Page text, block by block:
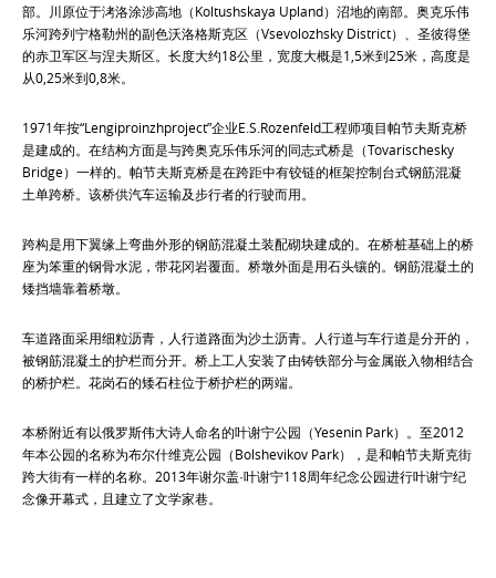
部。川原位于洘洛涂涉高地（Koltushskaya Upland）沼地的南部。奥克乐伟
乐河跨列宁格勒州的副色沃洛格斯克区（Vsevolozhsky District）、圣彼得堡
的赤卫军区与涅夫斯区。长度大约18公里，宽度大概是1,5米到25米，高度是
从0,25米到0,8米。
1971年按“Lengiproinzhproject”企业E.S.Rozenfeld工程师项目帕节夫斯克桥
是建成的。在结构方面是与跨奥克乐伟乐河的同志式桥是（Tovarischesky
Bridge）一样的。帕节夫斯克桥是在跨距中有铰链的框架控制台式钢筋混凝
土单跨桥。该桥供汽车运输及步行者的行驶而用。
跨构是用下翼缘上弯曲外形的钢筋混凝土装配砌块建成的。在桥桩基础上的桥
座为笨重的钢骨水泥，带花冈岩覆面。桥墩外面是用石头镶的。钢筋混凝土的
矮挡墙靠着桥墩。
车道路面采用细粒沥青，人行道路面为沙土沥青。人行道与车行道是分开的，
被钢筋混凝土的护栏而分开。桥上工人安装了由铸铁部分与金属嵌入物相结合
的桥护栏。花岗石的矮石柱位于桥护栏的两端。
本桥附近有以俄罗斯伟大诗人命名的叶谢宁公园（Yesenin Park）。至2012
年本公园的名称为布尔什维克公园（Bolshevikov Park），是和帕节夫斯克街
跨大街有一样的名称。2013年谢尔盖·叶谢宁118周年纪念公园进行叶谢宁纪
念像开幕式，且建立了文学家巷。